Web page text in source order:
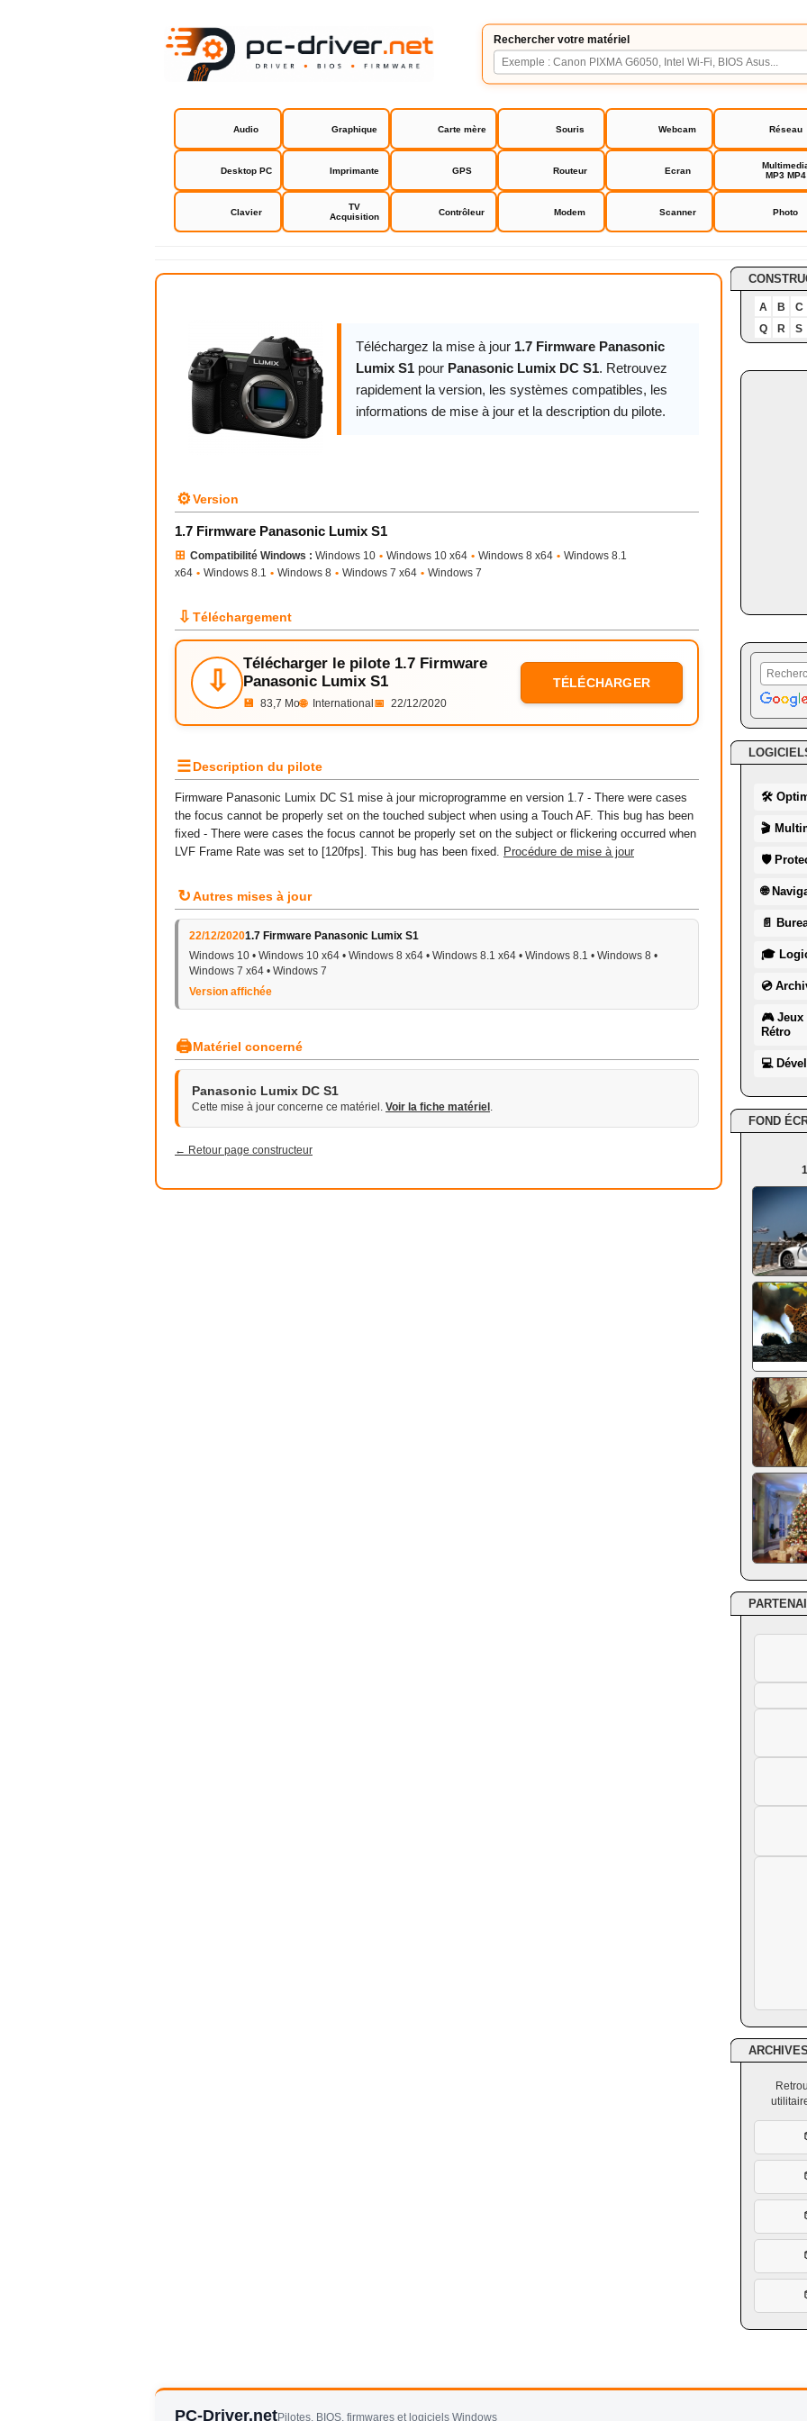
Rechercher votre matériel
Audio Graphique Carte mère Souris Webcam Réseau
Desktop PC Imprimante GPS Routeur Ecran
MP3 MP4
Clavier
TV
Acquisition
Contrôleur Modem Scanner Photo
Panasonic Lumix DC S1
Téléchargez la mise à jour 1.7 Firmware Panasonic
Lumix S1 pour Panasonic Lumix DC S1. Retrouvez
rapidement la version, les systèmes compatibles, les
informations de mise à jour et la description du pilote.
⚙Version
1.7 Firmware Panasonic Lumix S1
⊞ Compatibilité Windows : Windows 10 • Windows 10 x64 • Windows 8 x64 • Windows 8.1
x64 • Windows 8.1 • Windows 8 • Windows 7 x64 • Windows 7
⇩ Téléchargement
⇩
Télécharger le pilote 1.7 Firmware
Panasonic Lumix S1
💾 83,7 Mo🌐 International 📅 22/12/2020
TÉLÉCHARGER
☰Description du pilote
Firmware Panasonic Lumix DC S1 mise à jour microprogramme en version 1.7 - There were cases
the focus cannot be properly set on the touched subject when using a Touch AF. This bug has been
fixed - There were cases the focus cannot be properly set on the subject or flickering occurred when
LVF Frame Rate was set to [120fps]. This bug has been fixed. Procédure de mise à jour
↻Autres mises à jour
22/12/20201.7 Firmware Panasonic Lumix S1
Windows 10 • Windows 10 x64 • Windows 8 x64 • Windows 8.1 x64 • Windows 8.1 • Windows 8 •
Windows 7 x64 • Windows 7
Version affichée
🖨Matériel concerné
Panasonic Lumix DC S1
Cette mise à jour concerne ce matériel. Voir la fiche matériel .
← Retour page constructeur
A B
C
Q
R S
🛠
🎬
🛡
🌐
📄
🎓
💿
🎮 Jeux
Rétro
💻
FOND
PC-Driver.netPilotes, BIOS, firmwares et logiciels Windows